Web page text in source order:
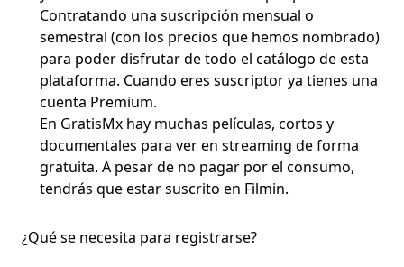
Contratando una suscripción mensual o
semestral (con los precios que hemos nombrado)
para poder disfrutar de todo el catálogo de esta
plataforma. Cuando eres suscriptor ya tienes una
cuenta Premium.
En GratisMx hay muchas películas, cortos y
documentales para ver en streaming de forma
gratuita. A pesar de no pagar por el consumo,
tendrás que estar suscrito en Filmin.
¿Qué se necesita para registrarse?